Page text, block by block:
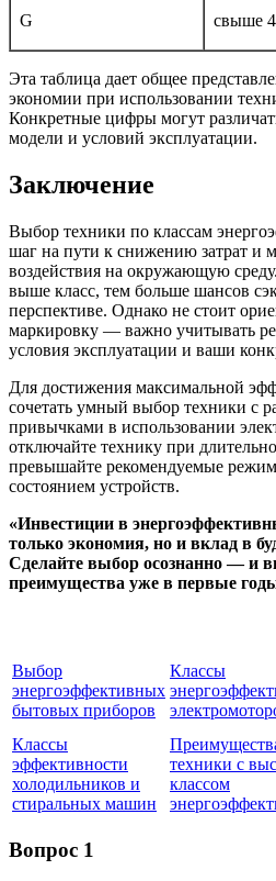
G свыше
Эта таблица дает общее
экономии при использовании
Конкретные цифры могут
модели и условий эксплуатации.
Заключение
Выбор техники по классам
шаг на пути к снижению затрат и
воздействия на окружающую
выше класс, тем больше шансов
перспективе. Однако не стоит
маркировку — важно учитывать
условия эксплуатации и ваши
Для достижения максимальной
сочетать умный выбор техники с
привычками в использовании
отключайте технику при
превышайте рекомендуемые
состоянием устройств.
«Инвестиции в
только экономия, но и вклад в
Сделайте выбор осознанно — и
преимущества уже в первые
Выбор
энергоэффективных
бытовых приборов
Классы
Классы
эффективности
холодильников и
стиральных машин
техники с
классом
Вопрос 1